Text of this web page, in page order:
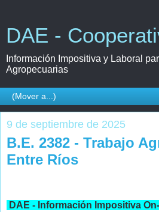
DAE -
Información Impositiva y Laboral
Agropecuarias
9 de septiembre de 2025
B.E. 2382 - Trabajo
Entre Ríos
DAE - Información Impositiva